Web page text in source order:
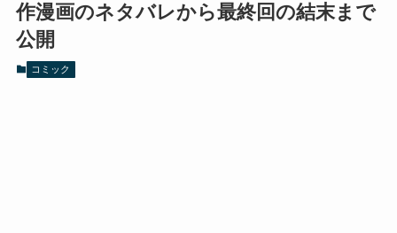
作漫画のネタバレから最終回の結末まで
公開
コミック